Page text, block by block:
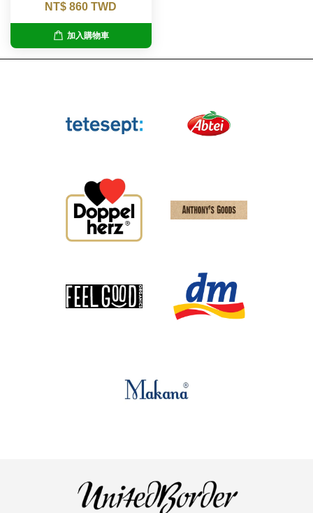
NT$ 860 TWD
加入購物車